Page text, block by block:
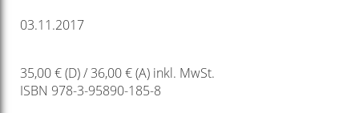
03.11.2017
35,00 € (D) / 36,00 € (A) inkl. MwSt.
ISBN 978-3-95890-185-8